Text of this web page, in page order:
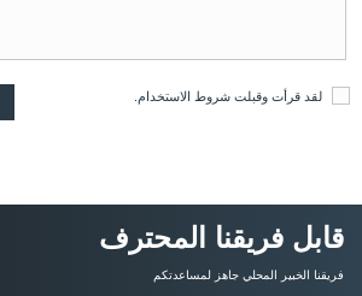
لقد قرأت وقبلت شروط الاستخدام
قابل فريقنا المحترف
فريقنا الخبير المحلي جاهز لمساعدتكم